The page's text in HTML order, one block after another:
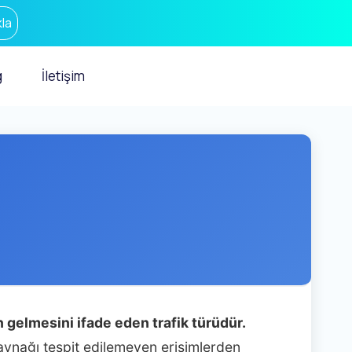
İletişim
gelmesini ifade eden trafik türüdür.
tespit edilemeyen erişimlerden